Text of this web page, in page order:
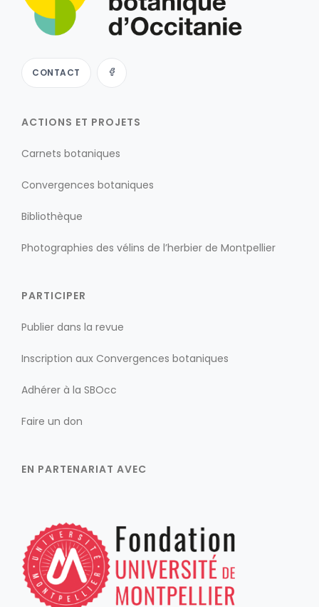
CONTACT
ACTIONS ET PROJETS
Carnets botaniques
Convergences botaniques
Bibliothèque
Photographies des vélins de l’herbier de Montpellier
PARTICIPER
Publier dans la revue
Inscription aux Convergences botaniques
Adhérer à la SBOcc
Faire un don
EN PARTENARIAT AVEC